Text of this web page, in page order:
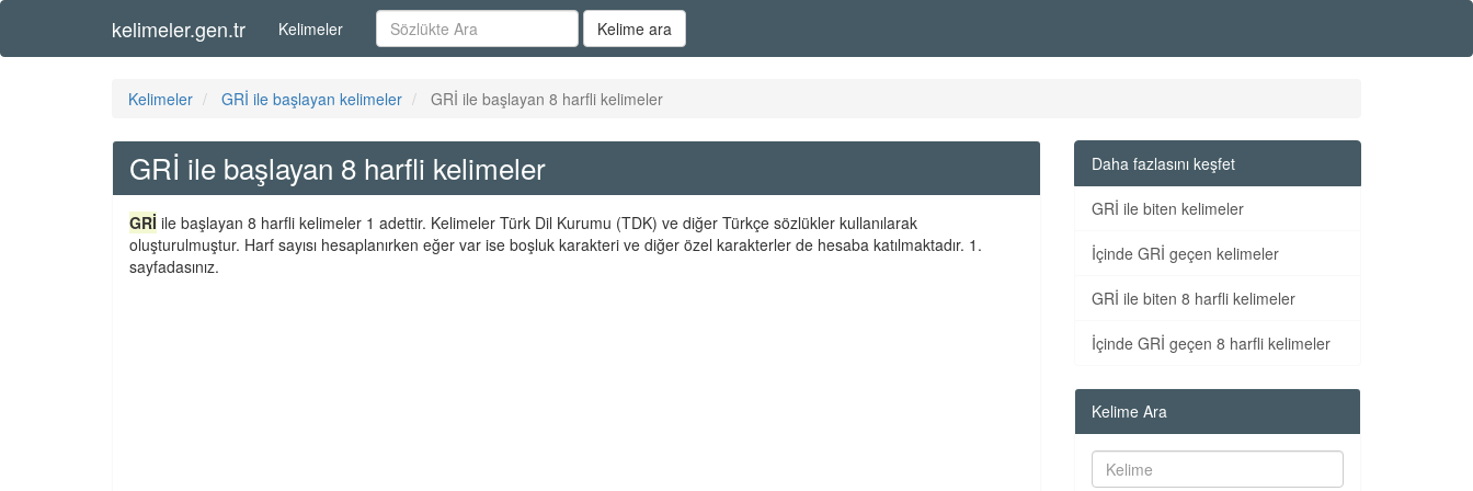
kelimeler.gen.tr Kelimeler Kelime ara
Kelimeler GRİ ile başlayan kelimeler GRİ ile başlayan 8 harfli kelimeler
GRİ ile başlayan 8 harfli kelimeler
GRİ ile başlayan 8 harfli kelimeler 1 adettir. Kelimeler Türk Dil Kurumu (TDK) ve diğer Türkçe sözlükler kullanılarak
oluşturulmuştur. Harf sayısı hesaplanırken eğer var ise boşluk karakteri ve diğer özel karakterler de hesaba katılmaktadır. 1.
sayfadasınız.
Daha fazlasını keşfet
GRİ ile biten kelimeler
İçinde GRİ geçen kelimeler
GRİ ile biten 8 harfli kelimeler
İçinde GRİ geçen 8 harfli kelimeler
Kelime Ara